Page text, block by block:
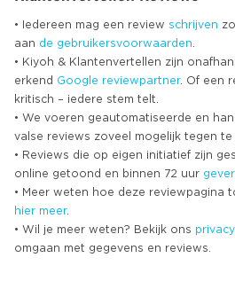
• Iedereen mag een review schrijven
aan de gebruikersvoorwaarden
• Kiyoh & Klantenvertellen zijn
erkend Google reviewpartner. Of een
kritisch – iedere stem telt.
• We voeren geautomatiseerde en
valse reviews zoveel mogelijk tegen te
• Reviews die op eigen initiatief zijn
online getoond en binnen 72 uur
• Meer weten hoe deze reviewpagina
hier meer.
• Wil je meer weten? Bekijk ons
omgaan met gegevens en reviews.